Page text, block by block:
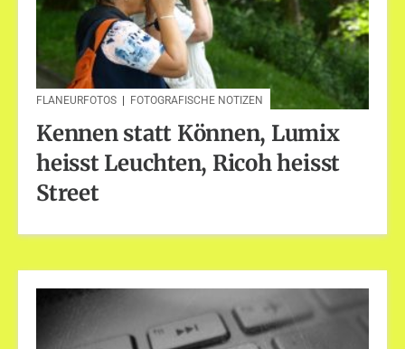
FLANEURFOTOS FOTOGRAFISCHE NOTIZEN
Kennen statt Können, Lumix
heisst Leuchten, Ricoh heisst
Street